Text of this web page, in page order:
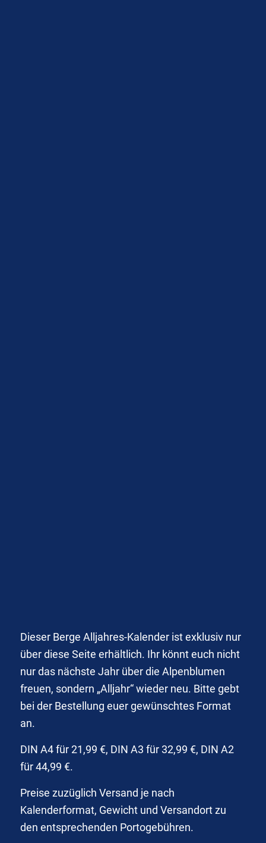
Dieser Berge Alljahres-Kalender ist exklusiv nur
über diese Seite erhältlich. Ihr könnt euch nicht
nur das nächste Jahr über die Alpenblumen
freuen, sondern „Alljahr“ wieder neu. Bitte gebt
bei der Bestellung euer gewünschtes Format
an.
DIN A4 für 21,99 €, DIN A3 für 32,99 €, DIN A2
für 44,99 €.
Preise zuzüglich Versand je nach
Kalenderformat, Gewicht und Versandort zu
den entsprechenden Portogebühren.